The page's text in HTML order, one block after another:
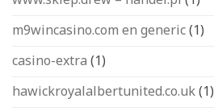
m9wincasino.com en generic(1)
casino-extra (1)
hawickroyalalbertunited.co.uk(1)